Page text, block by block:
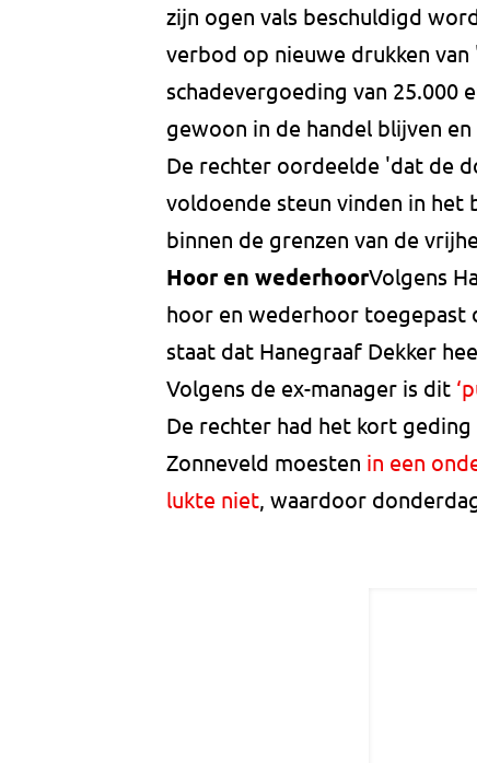
zijn ogen vals beschuldigd
verbod op nieuwe drukken
schadevergoeding van 25.000
gewoon in de handel blijven
De rechter oordeelde 'dat de
voldoende steun vinden in het
binnen de grenzen van de
Hoor en wederhoorVolgens
hoor en wederhoor toegepast
staat dat Hanegraaf Dekker
Volgens de ex-manager is dit
De rechter had het kort
Zonneveld moesten in een
lukte niet, waardoor